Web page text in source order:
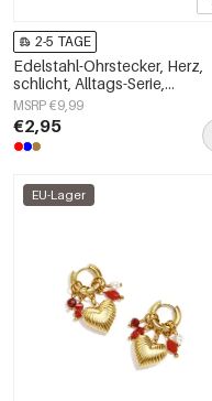
2-5 TAGE
Edelstahl-Ohrstecker, Herz,
schlicht, Alltags-Serie,
Damenschmuck
MSRP €9,99
€2,95
EU-Lager